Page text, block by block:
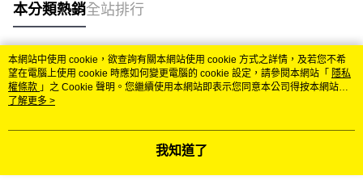
本分類熱銷全站排行
熱門標籤
本網站中使用 cookie，欲查詢有關本網站使用 cookie 方式之詳情，及若您不希
望在電腦上使用 cookie 時應如何變更電腦的 cookie 設定，請參閱本網站「 隱私
權條款 」之 Cookie 聲明。您繼續使用本網站即表示您同意本公司得按本網站使
用條款之 Cookie 聲明使用 cookie。
了解更多 >
我知道了